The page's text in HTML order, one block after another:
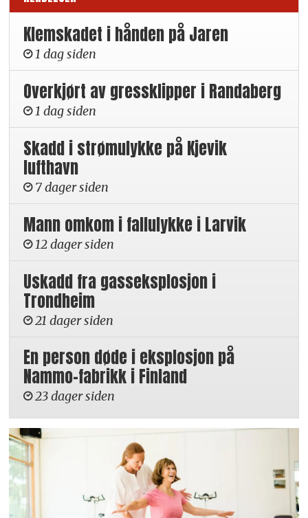
Klemskadet i hånden på Jaren
1 dag siden
Overkjørt av gressklipper i Randaberg
1 dag siden
Skadd i strømulykke på Kjevik
lufthavn
7 dager siden
Mann omkom i fallulykke i Larvik
12 dager siden
Uskadd fra gasseksplosjon i
Trondheim
21 dager siden
En person døde i eksplosjon på
Nammo-fabrikk i Finland
23 dager siden